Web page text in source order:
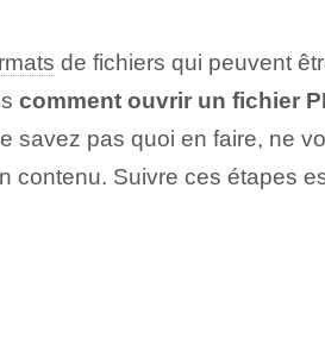
de fichiers qui peuvent
comment ouvrir un fichier
savez pas quoi en faire, ne
contenu. Suivre ces étapes